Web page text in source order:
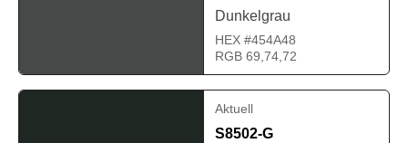
Dunkelgrau
HEX #454A48
RGB 69,74,72
Aktuell
S8502-G